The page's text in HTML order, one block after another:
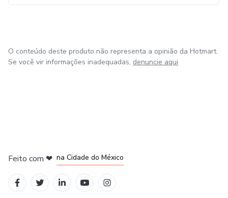
O conteúdo deste produto não representa a opinião da Hotmart.
Se você vir informações inadequadas, denuncie aqui
Feito com ❤ na Cidade do México